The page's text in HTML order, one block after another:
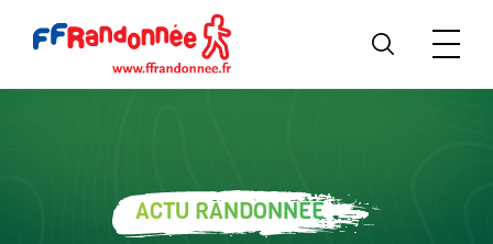
ACTU RANDONNÉE